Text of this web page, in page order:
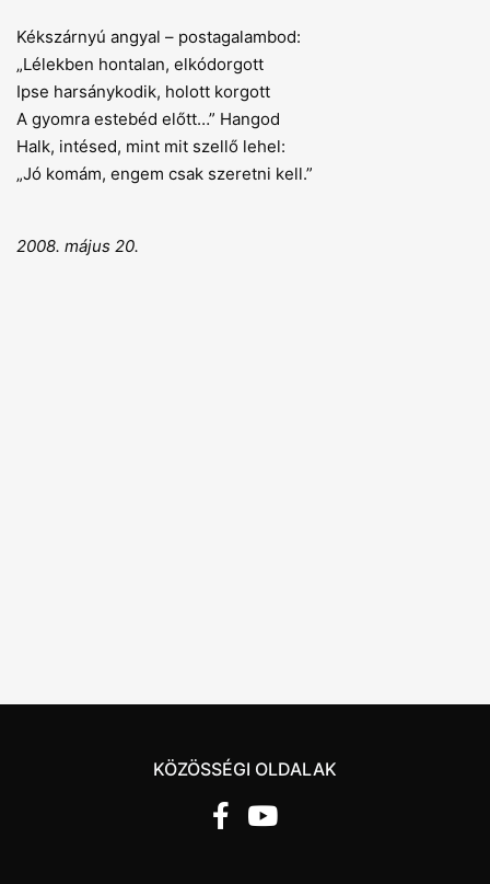
Kékszárnyú angyal – postagalambod:
„Lélekben hontalan, elkódorgott
Ipse harsánykodik, holott korgott
A gyomra estebéd előtt…” Hangod
Halk, intésed, mint mit szellő lehel:
„Jó komám, engem csak szeretni kell.”
2008. május 20.
KÖZÖSSÉGI OLDALAK